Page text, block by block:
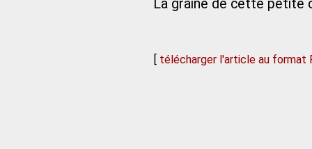
La graine de cette petite
[ télécharger l'article au format